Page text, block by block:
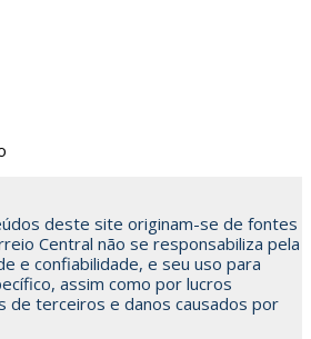
deste site originam-se de fontes
Central não se responsabiliza pela
e confiabilidade, e seu uso para
assim como por lucros
de terceiros e danos causados por